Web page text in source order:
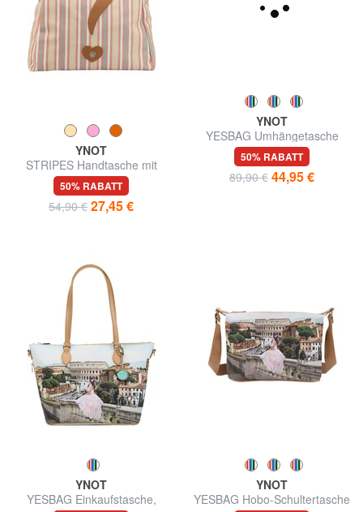
YNOT
STRIPES Handtasche mit
Schulterriemen
50% RABATT
54,90 € 27,45 €
YNOT
YESBAG Umhängetasche
50% RABATT
YNOT
YESBAG Einkaufstasche,
YNOT
YESBAG Hobo-Schultertasche